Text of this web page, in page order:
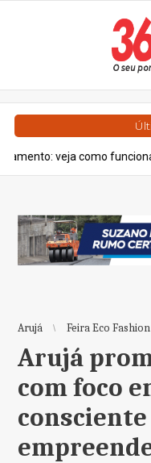
como funciona o Canal da
Arujá Feira Eco Fashion
Arujá
com foco
consciente